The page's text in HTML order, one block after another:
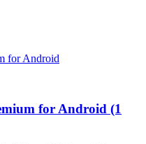
for Android (1